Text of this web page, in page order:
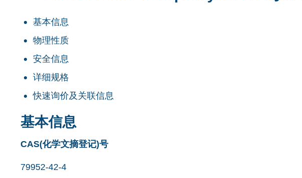
基本信息
物理性质
安全信息
详细规格
快速询价及关联信息
基本信息
CAS(化学文摘登记)号
79952-42-4